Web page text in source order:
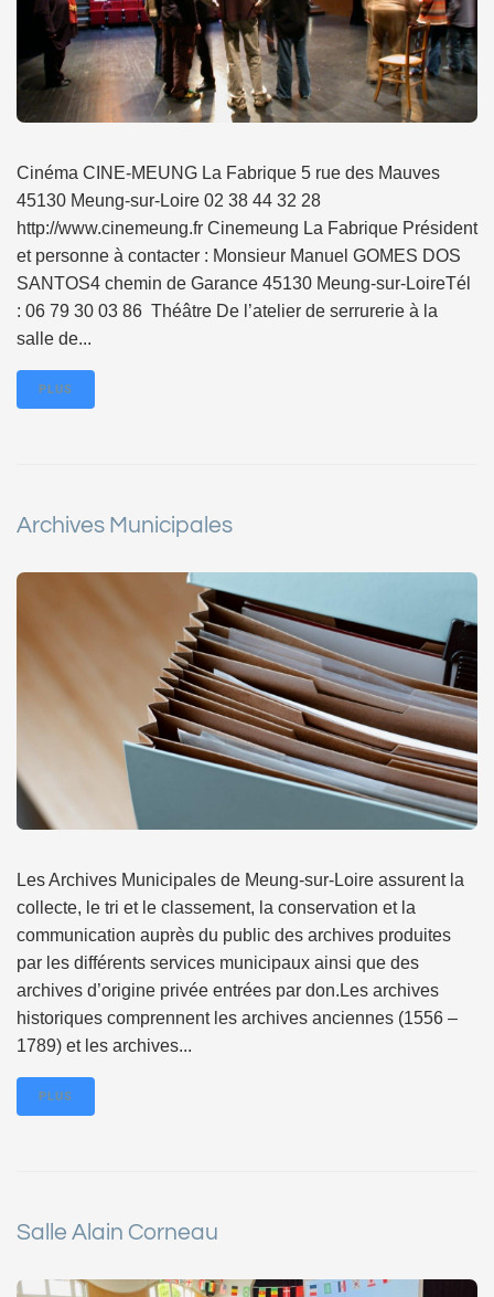
Cinéma CINE-MEUNG La Fabrique 5 rue des Mauves
45130 Meung-sur-Loire 02 38 44 32 28
http://www.cinemeung.fr Cinemeung La Fabrique Président
et personne à contacter : Monsieur Manuel GOMES DOS
SANTOS4 chemin de Garance 45130 Meung-sur-LoireTél
: 06 79 30 03 86 Théâtre De l’atelier de serrurerie à la
salle de...
PLUS
Archives Municipales
Les Archives Municipales de Meung-sur-Loire assurent la
collecte, le tri et le classement, la conservation et la
communication auprès du public des archives produites
par les différents services municipaux ainsi que des
archives d’origine privée entrées par don.Les archives
historiques comprennent les archives anciennes (1556 –
1789) et les archives...
PLUS
Salle Alain Corneau